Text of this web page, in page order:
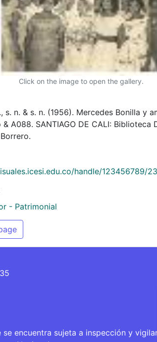
Click on the image to open the gallery.
s. n. & s. n. (1956). Mercedes Bonilla y
A088. SANTIAGO DE CALI: Biblioteca
handle/123456789/
- Patrimonial
encuentra sujeta a inspección y